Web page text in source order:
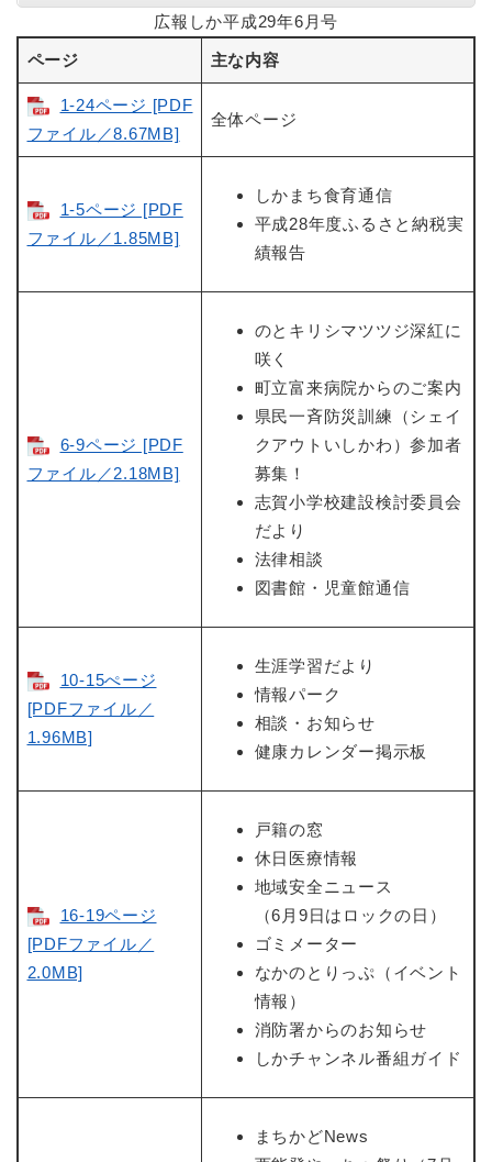
広報しか平成29年6月号
ページ 主な内容
1-24ページ [PDF
ファイル／8.67MB]
全体ページ
1-5ページ [PDF
ファイル／1.85MB]
しかまち食育通信
平成28年度ふるさと納税実
績報告
6-9ページ [PDF
ファイル／2.18MB]
のとキリシマツツジ深紅に
咲く
町立富来病院からのご案内
県民一斉防災訓練（シェイ
クアウトいしかわ）参加者
募集！
志賀小学校建設検討委員会
だより
法律相談
図書館・児童館通信
10-15ぺージ
[PDFファイル／
1.96MB]
生涯学習だより
情報パーク
相談・お知らせ
健康カレンダー掲示板
16-19ページ
[PDFファイル／
2.0MB]
戸籍の窓
休日医療情報
地域安全ニュース
（6月9日はロックの日）
ゴミメーター
なかのとりっぷ（イベント
情報）
消防署からのお知らせ
しかチャンネル番組ガイド
まちかどNews